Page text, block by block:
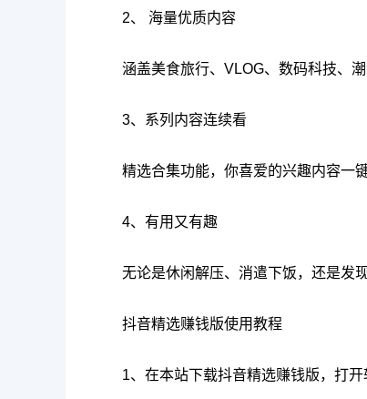
2、 海量优质内容
涵盖美食旅行、VLOG、数码科技、
3、系列内容连续看
精选合集功能，你喜爱的兴趣内容一键
4、有用又有趣
无论是休闲解压、消遣下饭，还是发
抖音精选赚钱版使用教程
1、在本站下载抖音精选赚钱版，打开